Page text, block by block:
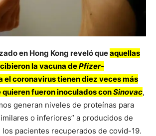
en Hong Kong reveló queaquellas
la vacuna dePfizer-
el coronavirus tienen diez veces más
fueron inoculados conSinovac,
generan niveles de proteínas para
o inferiores” a producidos de
pacientes recuperados de covid-19.